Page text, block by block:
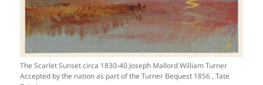
The Scarlet Sunset circa 1830-40 Joseph Mallord William Turner
Accepted by the nation as part of the Turner Bequest 1856 , Tate